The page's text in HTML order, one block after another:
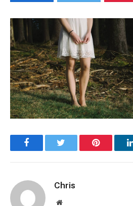
Facebook Pinterest
Chris
Website